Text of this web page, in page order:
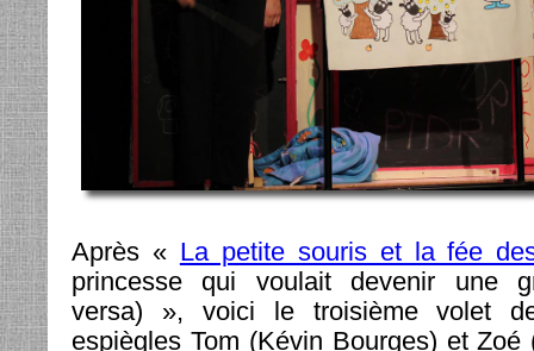
Après « La petite souris et la fée
princesse qui voulait devenir une
versa) », voici le troisième volet
espiègles Tom (Kévin Bourges) et Zoé